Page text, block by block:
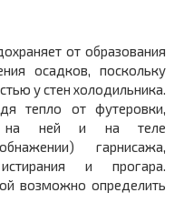
от образования
осадков, поскольку
у стен холодильника.
тепло от футеровки,
на ней и на теле
гарнисажа,
и прогара.
возможно определить